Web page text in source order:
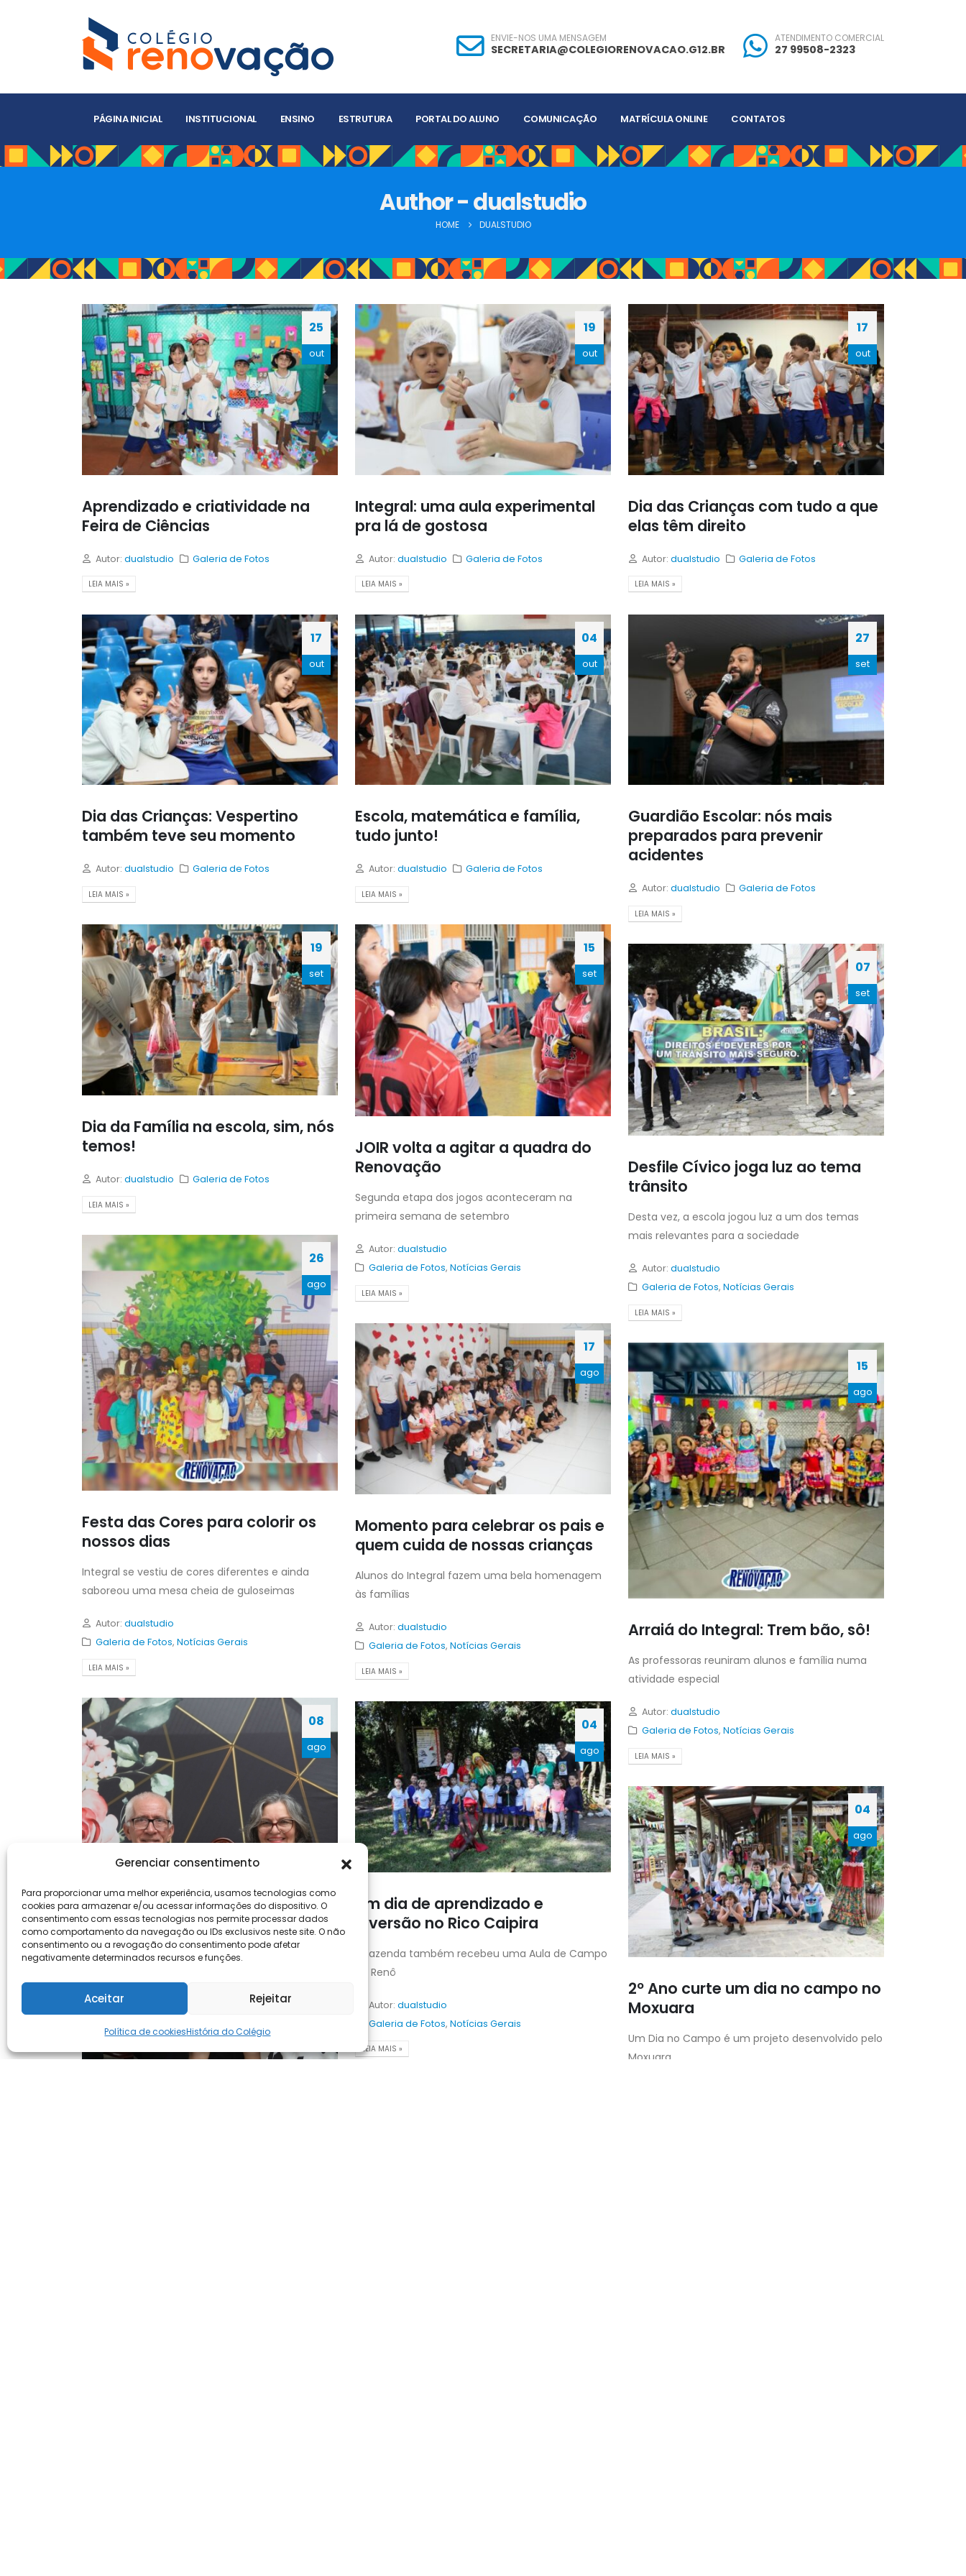
Gerenciar consentimento
Para proporcionar uma melhor experiência, usamos tecnologias como
cookies para armazenar e/ou acessar informações do dispositivo. O
consentimento com essas tecnologias nos permite processar dados
como comportamento da navegação ou IDs exclusivos neste site. O não
consentimento ou a revogação do consentimento pode afetar
negativamente determinados recursos e funções.
Aceitar Rejeitar
Política de cookiesHistória do Colégio
ENVIE-NOS UMA MENSAGEM
SECRETARIA@COLEGIORENOVACAO.G12.BR
ATENDIMENTO COMERCIAL
27 99508-2323
PÁGINA INICIAL INSTITUCIONAL ENSINO ESTRUTURA PORTAL DO ALUNO COMUNICAÇÃO MATRÍCULA ONLINE CONTATOS
Author - dualstudio
HOME DUALSTUDIO
25
out
Aprendizado e criatividade na
Feira de Ciências
Autor: dualstudio Galeria de Fotos
LEIA MAIS »
19
out
Integral: uma aula experimental
pra lá de gostosa
Autor: dualstudio Galeria de Fotos
LEIA MAIS »
17
out
Dia das Crianças com tudo a que
elas têm direito
Autor: dualstudio Galeria de Fotos
LEIA MAIS »
17
out
Dia das Crianças: Vespertino
também teve seu momento
Autor: dualstudio Galeria de Fotos
LEIA MAIS »
04
out
Escola, matemática e família,
tudo junto!
Autor: dualstudio Galeria de Fotos
LEIA MAIS »
27
set
Guardião Escolar: nós mais
preparados para prevenir
acidentes
Autor: dualstudio Galeria de Fotos
LEIA MAIS »
19
set
Dia da Família na escola, sim, nós
temos!
Autor: dualstudio Galeria de Fotos
LEIA MAIS »
15
set
JOIR volta a agitar a quadra do
Renovação
Segunda etapa dos jogos aconteceram na
primeira semana de setembro
Autor: dualstudio
Galeria de Fotos, Notícias Gerais
LEIA MAIS »
07
set
Desfile Cívico joga luz ao tema
trânsito
Desta vez, a escola jogou luz a um dos temas
mais relevantes para a sociedade
Autor: dualstudio
Galeria de Fotos, Notícias Gerais
LEIA MAIS »
26
ago
Festa das Cores para colorir os
nossos dias
Integral se vestiu de cores diferentes e ainda
saboreou uma mesa cheia de guloseimas
Autor: dualstudio
Galeria de Fotos, Notícias Gerais
LEIA MAIS »
17
ago
Momento para celebrar os pais e
quem cuida de nossas crianças
Alunos do Integral fazem uma bela homenagem
às famílias
Autor: dualstudio
Galeria de Fotos, Notícias Gerais
LEIA MAIS »
15
ago
Arraiá do Integral: Trem bão, sô!
As professoras reuniram alunos e família numa
atividade especial
Autor: dualstudio
Galeria de Fotos, Notícias Gerais
LEIA MAIS »
08
ago
04
ago
Um dia de aprendizado e
diversão no Rico Caipira
A fazenda também recebeu uma Aula de Campo
do Renô
Autor: dualstudio
Galeria de Fotos, Notícias Gerais
LEIA MAIS »
04
ago
2º Ano curte um dia no campo no
Moxuara
Um Dia no Campo é um projeto desenvolvido pelo
Moxuara